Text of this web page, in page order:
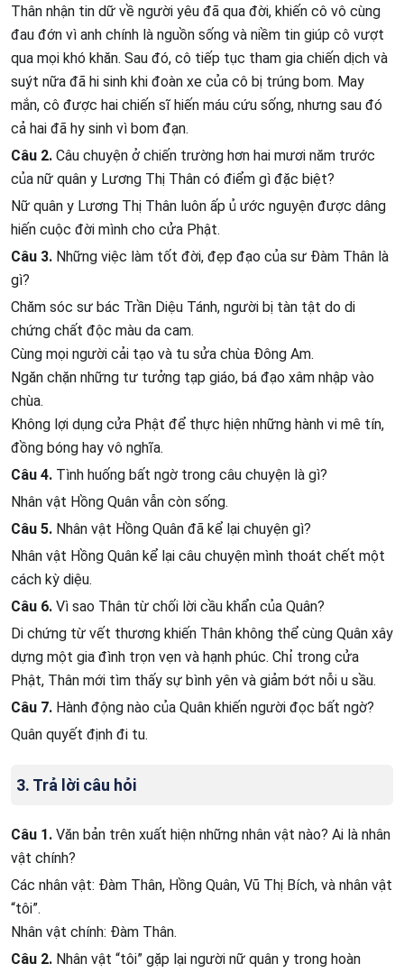
Thân nhận tin dữ về người yêu đã qua đời, khiến cô vô cùng
đau đớn vì anh chính là nguồn sống và niềm tin giúp cô vượt
qua mọi khó khăn. Sau đó, cô tiếp tục tham gia chiến dịch và
suýt nữa đã hi sinh khi đoàn xe của cô bị trúng bom. May
mắn, cô được hai chiến sĩ hiến máu cứu sống, nhưng sau đó
cả hai đã hy sinh vì bom đạn.
Câu 2. Câu chuyện ở chiến trường hơn hai mươi năm trước
của nữ quân y Lương Thị Thân có điểm gì đặc biệt?
Nữ quân y Lương Thị Thân luôn ấp ủ ước nguyện được dâng
hiến cuộc đời mình cho cửa Phật.
Câu 3. Những việc làm tốt đời, đẹp đạo của sư Đàm Thân là
gì?
Chăm sóc sư bác Trần Diệu Tánh, người bị tàn tật do di
chứng chất độc màu da cam.
Cùng mọi người cải tạo và tu sửa chùa Đông Am.
Ngăn chặn những tư tưởng tạp giáo, bá đạo xâm nhập vào
chùa.
Không lợi dụng cửa Phật để thực hiện những hành vi mê tín,
đồng bóng hay vô nghĩa.
Câu 4. Tình huống bất ngờ trong câu chuyện là gì?
Nhân vật Hồng Quân vẫn còn sống.
Câu 5. Nhân vật Hồng Quân đã kể lại chuyện gì?
Nhân vật Hồng Quân kể lại câu chuyện mình thoát chết một
cách kỳ diệu.
Câu 6. Vì sao Thân từ chối lời cầu khẩn của Quân?
Di chứng từ vết thương khiến Thân không thể cùng Quân xây
dựng một gia đình trọn vẹn và hạnh phúc. Chỉ trong cửa
Phật, Thân mới tìm thấy sự bình yên và giảm bớt nỗi u sầu.
Câu 7. Hành động nào của Quân khiến người đọc bất ngờ?
Quân quyết định đi tu.
3. Trả lời câu hỏi
Câu 1. Văn bản trên xuất hiện những nhân vật nào? Ai là nhân
vật chính?
Các nhân vật: Đàm Thân, Hồng Quân, Vũ Thị Bích, và nhân vật
“tôi”.
Nhân vật chính: Đàm Thân.
Câu 2. Nhân vật “tôi” gặp lại người nữ quân y trong hoàn